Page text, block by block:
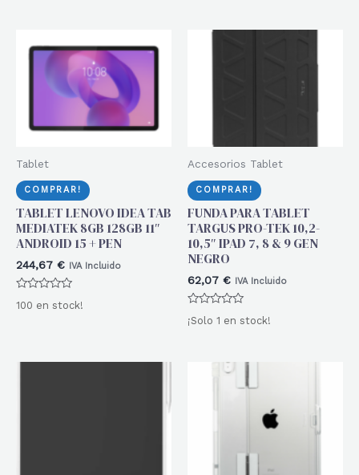
Tablet
COMPRAR!
TABLET LENOVO IDEA TAB
MEDIATEK 8GB 128GB 11″
ANDROID 15 + PEN
244,67 € IVA Incluido
con
100 en stock!
Accesorios Tablet
COMPRAR!
FUNDA PARA TABLET
TARGUS PRO-TEK 10,2-
10,5″ IPAD 7, 8 & 9 GEN
NEGRO
62,07 € IVA Incluido
Valorado
con
¡Solo 1 en stock!